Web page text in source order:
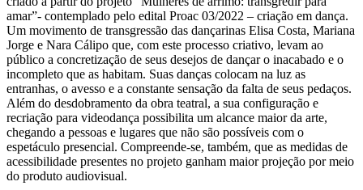
amar”- contemplado pelo edital Proac 03/2022 – criação em dança.
Um movimento de transgressão das dançarinas Elisa Costa, Mariana
Jorge e Nara Cálipo que, com este processo criativo, levam ao
público a concretização de seus desejos de dançar o inacabado e o
incompleto que as habitam. Suas danças colocam na luz as
entranhas, o avesso e a constante sensação da falta de seus pedaços.
Além do desdobramento da obra teatral, a sua configuração e
recriação para videodança possibilita um alcance maior da arte,
chegando a pessoas e lugares que não são possíveis com o
espetáculo presencial. Compreende-se, também, que as medidas de
acessibilidade presentes no projeto ganham maior projeção por meio
do produto audiovisual.